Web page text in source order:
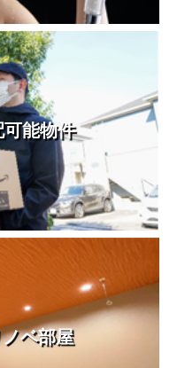
能物件
ベ部屋